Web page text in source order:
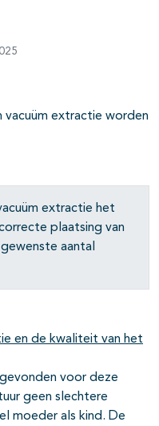
vacuüm extractie worden
extractie het
plaatsing van
aantal
en de kwaliteit van het
voor deze
geen slechtere
moeder als kind. De